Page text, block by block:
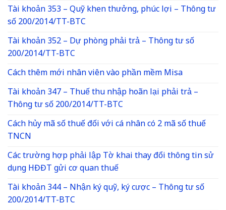
Tài khoản 353 – Quỹ khen thưởng, phúc lợi – Thông tư
số 200/2014/TT-BTC
Tài khoản 352 – Dự phòng phải trả – Thông tư số
200/2014/TT-BTC
Cách thêm mới nhân viên vào phần mềm Misa
Tài khoản 347 – Thuế thu nhập hoãn lại phải trả –
Thông tư số 200/2014/TT-BTC
Cách hủy mã số thuế đối với cá nhân có 2 mã số thuế
TNCN
Các trường hợp phải lập Tờ khai thay đổi thông tin sử
dụng HĐĐT gửi cơ quan thuế
Tài khoản 344 – Nhận ký quỹ, ký cược – Thông tư số
200/2014/TT-BTC